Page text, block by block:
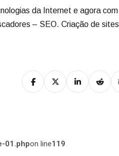
da Internet e agora com
– SEO. Criação de sites
01.phpon line119